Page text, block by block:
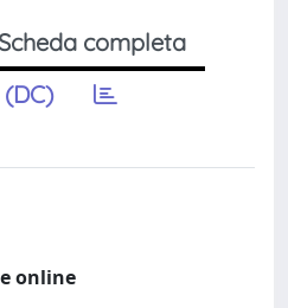
completa
online